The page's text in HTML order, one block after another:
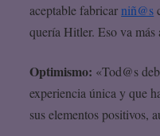
aceptable fabricarniñ@s
quería Hitler. Eso va
Optimismo: «Tod@s
experiencia única y que
sus elementos positivos,